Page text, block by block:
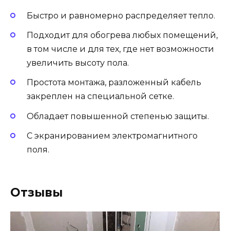
Быстро и равномерно распределяет тепло.
Подходит для обогрева любых помещений,
в том числе и для тех, где нет возможности
увеличить высоту пола.
Простота монтажа, разложенный кабель
закреплен на специальной сетке.
Обладает повышенной степенью защиты.
С экранированием электромагнитного
поля.
Отзывы